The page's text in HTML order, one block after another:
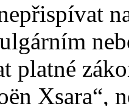
platné
Xsara“,